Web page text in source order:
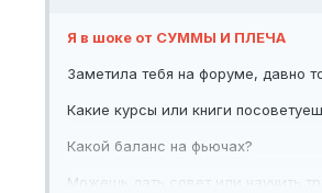
Я в шоке от СУММЫ И ПЛЕЧА
Заметила тебя на форуме, давно
Какие курсы или книги
Какой баланс на фьючах?
Можешь дать совет или научить